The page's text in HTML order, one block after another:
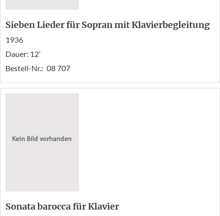
Sieben Lieder für Sopran mit Klavierbegleitung
1936
Dauer: 12'
Bestell-Nr.: 08 707
Sonata barocca für Klavier